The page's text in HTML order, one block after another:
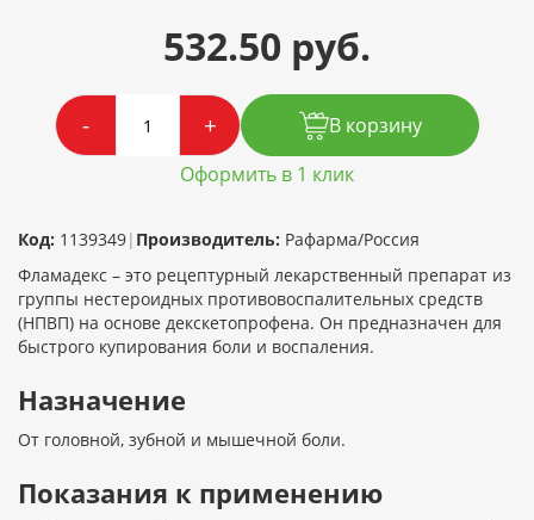
532.50 руб.
- +
В корзину
Оформить в 1 клик
Код: 1139349| Производитель: Рафарма/Россия
Фламадекс – это рецептурный лекарственный препарат из
группы нестероидных противовоспалительных средств
(НПВП) на основе декскетопрофена. Он предназначен для
быстрого купирования боли и воспаления.
Назначение
От головной, зубной и мышечной боли.
Показания к применению